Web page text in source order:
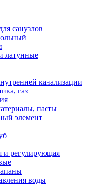
санузлов
латунные
канализации
газ
пасты
элемент
и регулирующая
воды